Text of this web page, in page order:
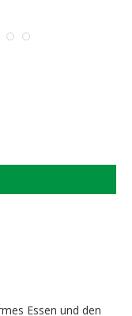
Essen und den